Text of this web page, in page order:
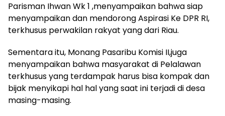
Parisman Ihwan Wk 1 ,menyampaikan bahwa siap
menyampaikan dan mendorong Aspirasi Ke DPR RI,
terkhusus perwakilan rakyat yang dari Riau.
Sementara itu, Monang Pasaribu Komisi II,juga
menyampaikan bahwa masyarakat di Pelalawan
terkhusus yang terdampak harus bisa kompak dan
bijak menyikapi hal hal yang saat ini terjadi di desa
masing-masing.